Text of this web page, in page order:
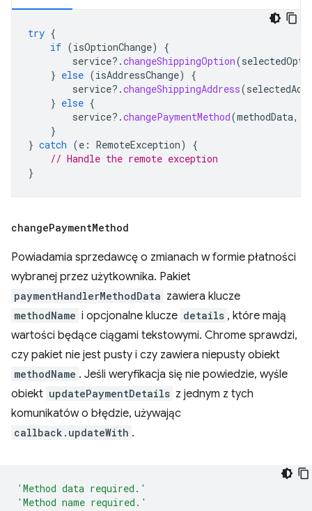
try {
if (isOptionChange)
{
service?.changeShippingOption(
} else (isAddressChange)
{
service?.changeShippingAddress(
} else {
service?.changePaymentMethod(methodData,
}
} catch (e : RemoteException)
{
// Handle the remote exception
}
changePaymentMethod
Powiadamia sprzedawcę o zmianach w formie płatności
wybranej przez użytkownika. Pakiet
paymentHandlerMethodData zawiera klucze
methodName i opcjonalne klucze details , które mają
wartości będące ciągami tekstowymi. Chrome sprawdzi,
czy pakiet nie jest pusty i czy zawiera niepusty obiekt
methodName . Jeśli weryfikacja się nie powiedzie, wyśle
obiekt updatePaymentDetails z jednym z tych
komunikatów o błędzie, używając
callback.updateWith .
'Method data required.'
'Method name required.'